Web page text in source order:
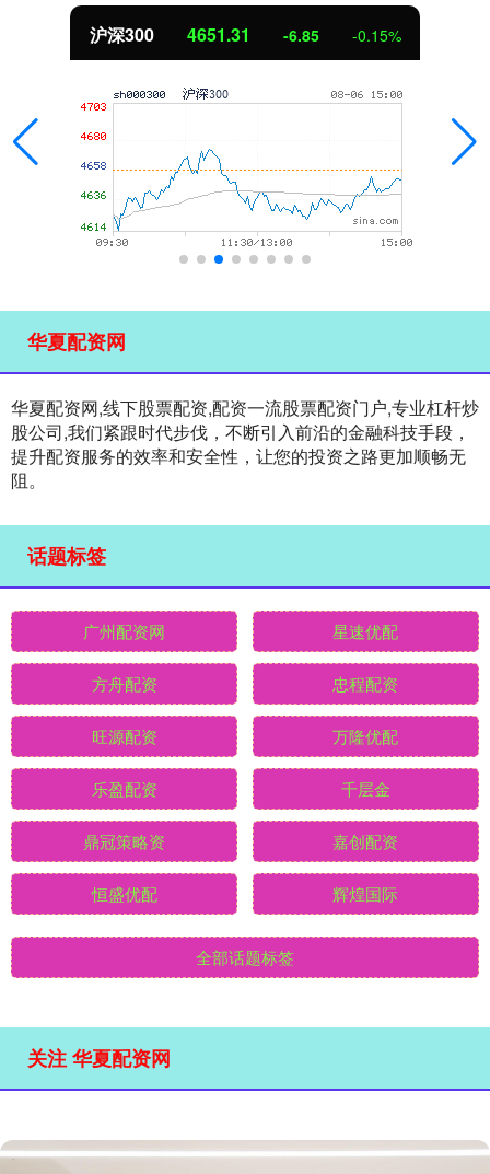
沪深300 4651.31 -6.85 -0.15%
华夏配资网
华夏配资网,线下股票配资,配资一流股票配资门户,专业杠杆炒
股公司,我们紧跟时代步伐，不断引入前沿的金融科技手段，
提升配资服务的效率和安全性，让您的投资之路更加顺畅无
阻。
话题标签
广州配资网 星速优配
方舟配资 忠程配资
旺源配资 万隆优配
乐盈配资 千层金
鼎冠策略资 嘉创配资
恒盛优配 辉煌国际
全部话题标签
关注 华夏配资网